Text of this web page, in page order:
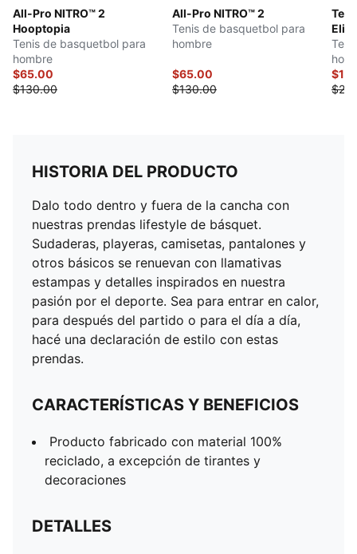
All-Pro NITRO™ 2
Hooptopia
Tenis de basquetbol para
hombre
$65.00
$130.00
All-Pro NITRO™ 2
Tenis de basquetbol para
hombre
$65.00
$130.00
Elite
HISTORIA DEL PRODUCTO
Dalo todo dentro y fuera de la cancha con
nuestras prendas lifestyle de básquet.
Sudaderas, playeras, camisetas, pantalones y
otros básicos se renuevan con llamativas
estampas y detalles inspirados en nuestra
pasión por el deporte. Sea para entrar en calor,
para después del partido o para el día a día,
hacé una declaración de estilo con estas
prendas.
CARACTERÍSTICAS Y BENEFICIOS
Producto fabricado con material 100%
reciclado, a excepción de tirantes y
decoraciones
DETALLES